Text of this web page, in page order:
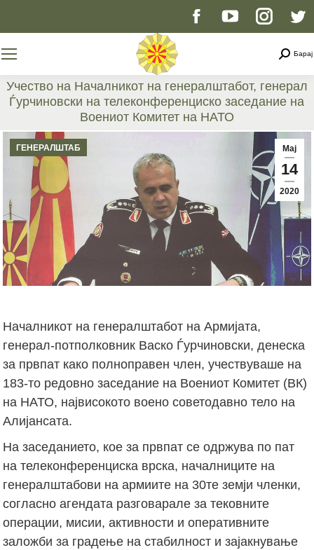
Facebook
opens
in
YouTube
opens
new
window
page
opens
new
window
Барај
Учество на Началникот на генералштабот, генерал
Ѓурчиновски на телеконференциско заседание на
Воениот Комитет на НАТО
You are here:
Мај
14
2020
ГЕНЕРАЛШТАБ
Началникот на генералштабот на Армијата,
генерал-потполковник Васко Ѓурчиновски, денеска
за првпат како полноправен член, учествуваше на
183-то редовно заседание на Воениот Комитет (ВК)
на НАТО, највисокото воено советодавно тело на
Алијансата.
На заседанието, кое за првпат се одржува по пат
на телеконференциска врска, началниците на
генералштабови на армиите на 30те земји членки,
согласно агендата разговарале за тековните
операции, мисии, активности и оперативните
заложби за градење на стабилност и зајакнување